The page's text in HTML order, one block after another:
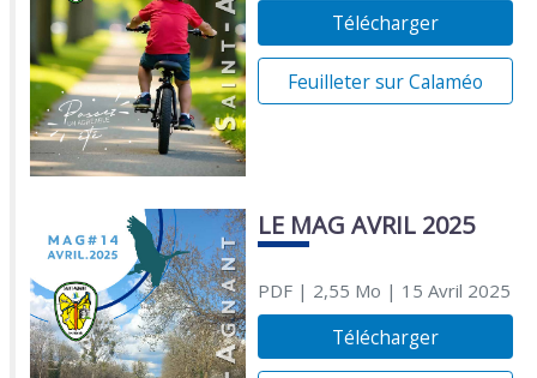
Télécharger
Feuilleter sur Calaméo
LE MAG AVRIL 2025
PDF| 2,55 Mo | 15 Avril 2025
Télécharger